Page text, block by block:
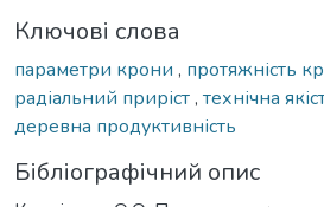
Ключові слова
параметри крони , протяжність
радіальний приріст, технічна
деревна продуктивність
Бібліографічний опис